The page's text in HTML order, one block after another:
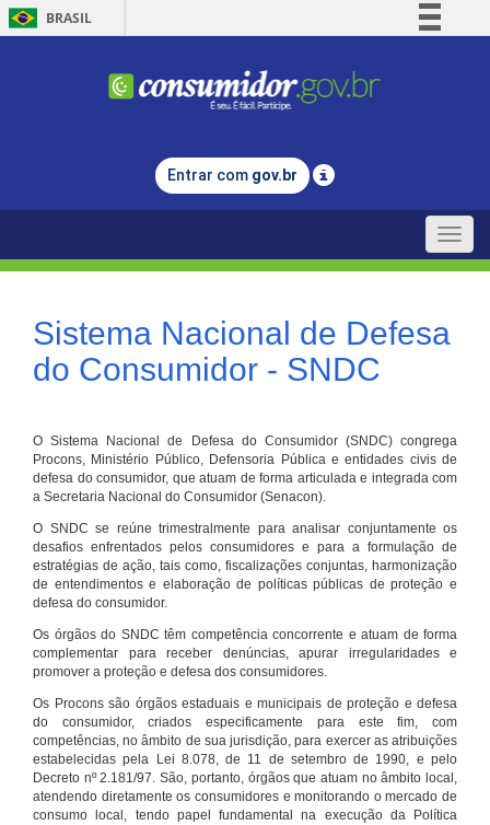
BRASIL
Comunica BR
Legislação
Entrar com gov.br
Toggle
Sistema Nacional de Defesa
do Consumidor - SNDC
O Sistema Nacional de Defesa do Consumidor (SNDC) congrega
Procons, Ministério Público, Defensoria Pública e entidades civis de
defesa do consumidor, que atuam de forma articulada e integrada com
a Secretaria Nacional do Consumidor (Senacon).
O SNDC se reúne trimestralmente para analisar conjuntamente os
desafios enfrentados pelos consumidores e para a formulação de
estratégias de ação, tais como, fiscalizações conjuntas, harmonização
de entendimentos e elaboração de políticas públicas de proteção e
defesa do consumidor.
Os órgãos do SNDC têm competência concorrente e atuam de forma
complementar para receber denúncias, apurar irregularidades e
promover a proteção e defesa dos consumidores.
Os Procons são órgãos estaduais e municipais de proteção e defesa
do consumidor, criados especificamente para este fim, com
competências, no âmbito de sua jurisdição, para exercer as atribuições
estabelecidas pela Lei 8.078, de 11 de setembro de 1990, e pelo
Decreto nº 2.181/97. São, portanto, órgãos que atuam no âmbito local,
atendendo diretamente os consumidores e monitorando o mercado de
consumo local, tendo papel fundamental na execução da Política